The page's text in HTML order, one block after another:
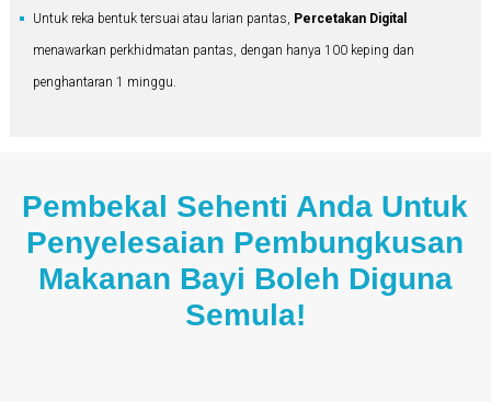
Untuk reka bentuk tersuai atau larian pantas, Percetakan Digital
menawarkan perkhidmatan pantas, dengan hanya 100 keping dan
penghantaran 1 minggu.
Pembekal Sehenti Anda Untuk
Penyelesaian Pembungkusan
Makanan Bayi Boleh Diguna
Semula!